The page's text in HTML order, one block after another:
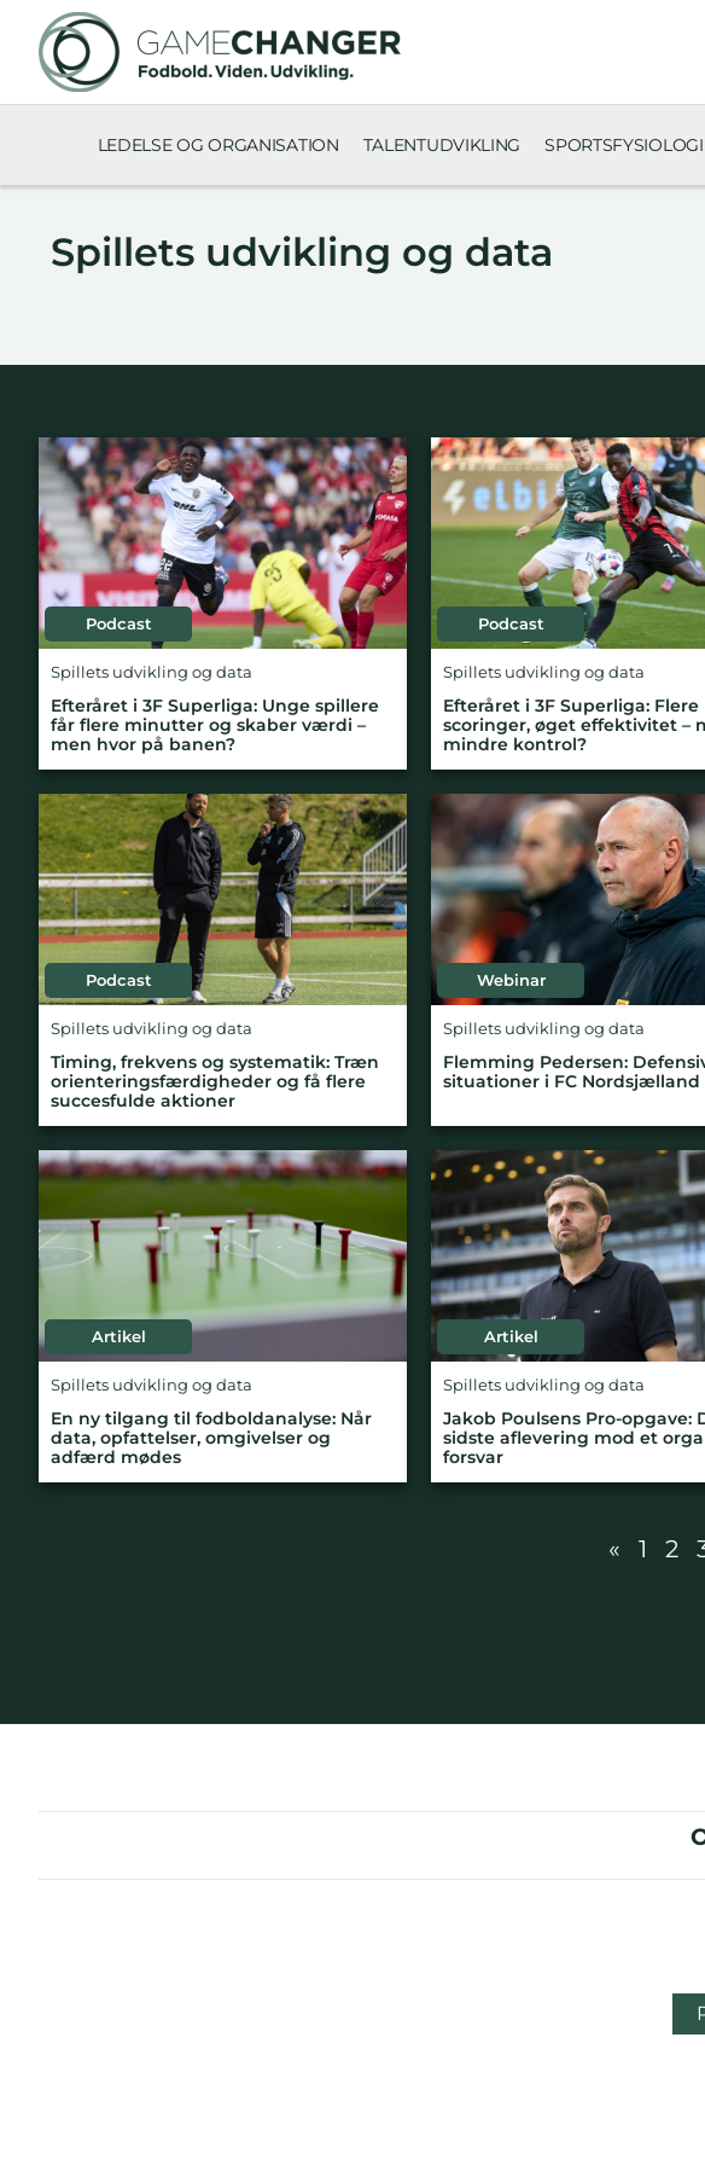
LEDELSE OG ORGANISATION TALENTUDVIKLING SPORTSFYSIOLOGI
Spillets udvikling og data
Podcast
Spillets udvikling og data
Efteråret i 3F Superliga: Unge spillere
får flere minutter og skaber værdi –
men hvor på banen?
Podcast
Spillets udvikling og data
Efteråret i 3F Superliga: Flere
scoringer, øget effektivitet –
mindre kontrol?
Podcast
Spillets udvikling og data
Timing, frekvens og systematik: Træn
orienteringsfærdigheder og få flere
succesfulde aktioner
Webinar
Spillets udvikling og data
Flemming Pedersen:
situationer i FC Nordsjælland
Artikel
Spillets udvikling og data
En ny tilgang til fodboldanalyse: Når
data, opfattelser, omgivelser og
adfærd mødes
Artikel
Spillets udvikling og data
Jakob Poulsens Pro-opgave:
sidste aflevering mod et
forsvar
« 1 2